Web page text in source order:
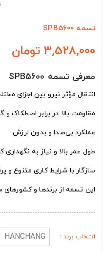
تسمه SPB5600
3,528,000 تومان
معرفی تسمه SPB5600
انتقال مؤثر نیرو بین اجزای
مقاومت بالا در برابر اصطکاک و
عملکرد بی‌صدا و بدون لرزش
طول عمر بالا و نیاز به نگهداری
سازگار با شرایط کاری متنوع و
این تسمه از برندها و
انتخاب برند :